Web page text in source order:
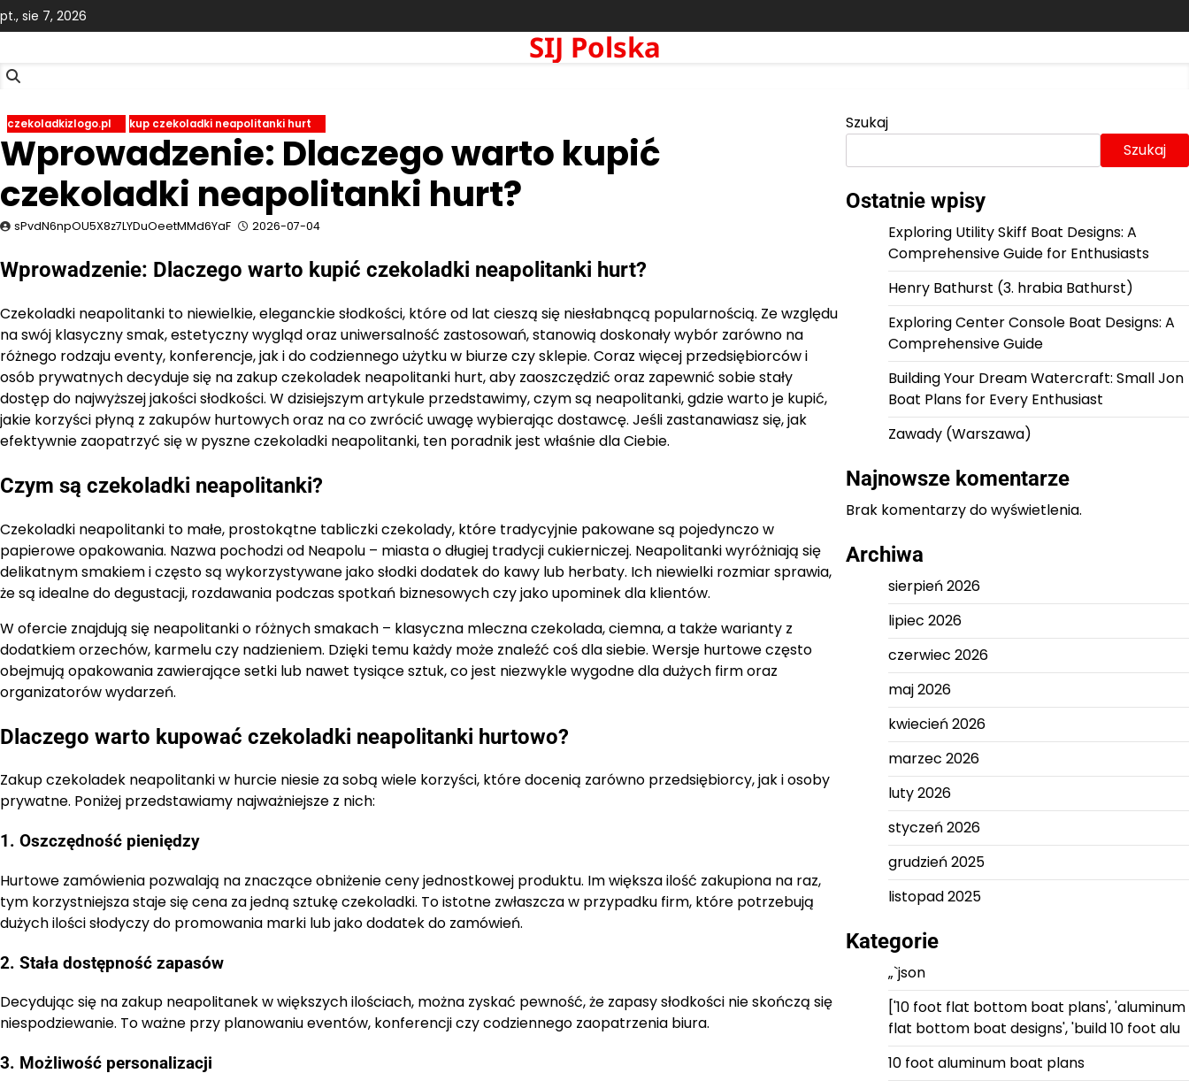
Skip
to
pt., sie 7, 2026
SIJ Polska
czekoladkizlogo.pl kup czekoladki neapolitanki hurt
Wprowadzenie: Dlaczego warto kupić
czekoladki neapolitanki hurt?
sPvdN6npOU5X8z7LYDuOeetMMd6YaF 2026-07-04
Wprowadzenie: Dlaczego warto kupić czekoladki neapolitanki hurt?
Czekoladki neapolitanki to niewielkie, eleganckie słodkości, które od lat cieszą się niesłabnącą popularnością. Ze względu
na swój klasyczny smak, estetyczny wygląd oraz uniwersalność zastosowań, stanowią doskonały wybór zarówno na
różnego rodzaju eventy, konferencje, jak i do codziennego użytku w biurze czy sklepie. Coraz więcej przedsiębiorców i
osób prywatnych decyduje się na zakup czekoladek neapolitanki hurt, aby zaoszczędzić oraz zapewnić sobie stały
dostęp do najwyższej jakości słodkości. W dzisiejszym artykule przedstawimy, czym są neapolitanki, gdzie warto je kupić,
jakie korzyści płyną z zakupów hurtowych oraz na co zwrócić uwagę wybierając dostawcę. Jeśli zastanawiasz się, jak
efektywnie zaopatrzyć się w pyszne czekoladki neapolitanki, ten poradnik jest właśnie dla Ciebie.
Czym są czekoladki neapolitanki?
Czekoladki neapolitanki to małe, prostokątne tabliczki czekolady, które tradycyjnie pakowane są pojedynczo w
papierowe opakowania. Nazwa pochodzi od Neapolu – miasta o długiej tradycji cukierniczej. Neapolitanki wyróżniają się
delikatnym smakiem i często są wykorzystywane jako słodki dodatek do kawy lub herbaty. Ich niewielki rozmiar sprawia,
że są idealne do degustacji, rozdawania podczas spotkań biznesowych czy jako upominek dla klientów.
W ofercie znajdują się neapolitanki o różnych smakach – klasyczna mleczna czekolada, ciemna, a także warianty z
dodatkiem orzechów, karmelu czy nadzieniem. Dzięki temu każdy może znaleźć coś dla siebie. Wersje hurtowe często
obejmują opakowania zawierające setki lub nawet tysiące sztuk, co jest niezwykle wygodne dla dużych firm oraz
organizatorów wydarzeń.
Dlaczego warto kupować czekoladki neapolitanki hurtowo?
Zakup czekoladek neapolitanki w hurcie niesie za sobą wiele korzyści, które docenią zarówno przedsiębiorcy, jak i osoby
prywatne. Poniżej przedstawiamy najważniejsze z nich:
1. Oszczędność pieniędzy
Hurtowe zamówienia pozwalają na znaczące obniżenie ceny jednostkowej produktu. Im większa ilość zakupiona na raz,
tym korzystniejsza staje się cena za jedną sztukę czekoladki. To istotne zwłaszcza w przypadku firm, które potrzebują
dużych ilości słodyczy do promowania marki lub jako dodatek do zamówień.
2. Stała dostępność zapasów
Decydując się na zakup neapolitanek w większych ilościach, można zyskać pewność, że zapasy słodkości nie skończą się
niespodziewanie. To ważne przy planowaniu eventów, konferencji czy codziennego zaopatrzenia biura.
3. Możliwość personalizacji
Szukaj
Szukaj
Ostatnie wpisy
Exploring Utility Skiff Boat Designs: A
Comprehensive Guide for Enthusiasts
Henry Bathurst (3. hrabia Bathurst)
Exploring Center Console Boat Designs: A
Comprehensive Guide
Building Your Dream Watercraft: Small Jon
Boat Plans for Every Enthusiast
Zawady (Warszawa)
Najnowsze komentarze
Brak komentarzy do wyświetlenia.
Archiwa
sierpień 2026
lipiec 2026
czerwiec 2026
maj 2026
kwiecień 2026
marzec 2026
luty 2026
styczeń 2026
grudzień 2025
listopad 2025
Kategorie
„`json
['10 foot flat bottom boat plans', 'aluminum
flat bottom boat designs', 'build 10 foot alu
10 foot aluminum boat plans